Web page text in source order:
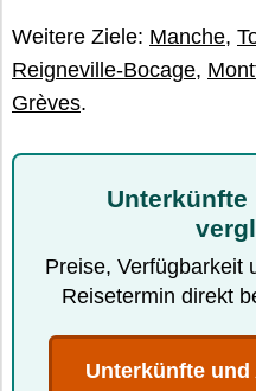
Weitere Ziele: Manche,
Reigneville-Bocage,
Grèves.
Unterkünfte
Preise, Verfügbarkeit
Reisetermin direkt
Unterkünfte und